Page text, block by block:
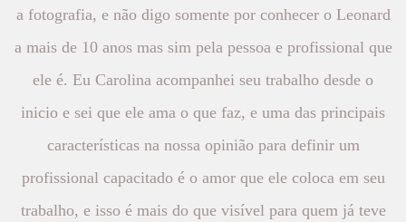
a fotografia, e não digo somente por conhecer o Leonard
a mais de 10 anos mas sim pela pessoa e profissional que
ele é. Eu Carolina acompanhei seu trabalho desde o
inicio e sei que ele ama o que faz, e uma das principais
características na nossa opinião para definir um
profissional capacitado é o amor que ele coloca em seu
trabalho, e isso é mais do que visível para quem já teve